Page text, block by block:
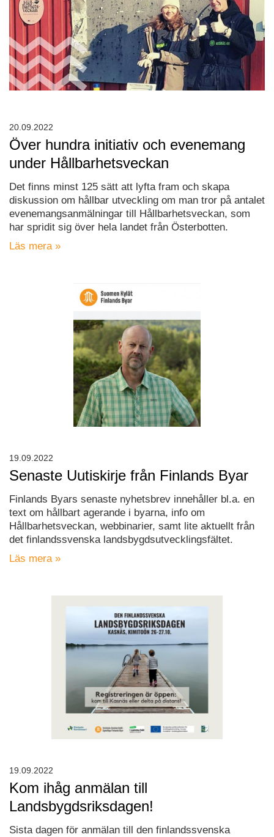
Över hundra initiativ och evenemang
under Hållbarhetsveckan
Det finns minst 125 sätt att lyfta fram och skapa
diskussion om hållbar utveckling om man tror på antalet
evenemangsanmälningar till Hållbarhetsveckan, som
har spridit sig över hela landet från Österbotten.
Läs mera »
20.09.2022
Senaste Uutiskirje från Finlands Byar
Finlands Byars senaste nyhetsbrev innehåller bl.a. en
text om hållbart agerande i byarna, info om
Hållbarhetsveckan, webbinarier, samt lite aktuellt från
det finlandssvenska landsbygdsutvecklingsfältet.
Läs mera »
19.09.2022
Kom ihåg anmälan till
Landsbygdsriksdagen!
Sista dagen för anmälan till den finlandssvenska
19.09.2022